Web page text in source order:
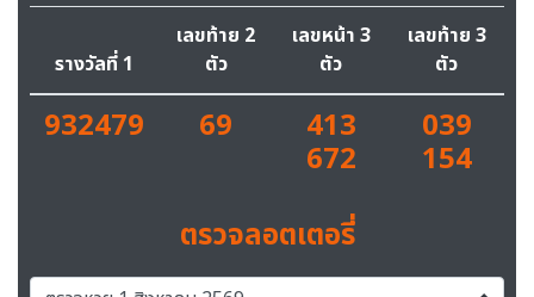
รางวัลที่ 1
เลขท้าย 2
ตัว
เลขหน้า 3
ตัว
เลขท้าย 3
ตัว
932479 69 413
672
039
154
ตรวจลอตเตอรี่